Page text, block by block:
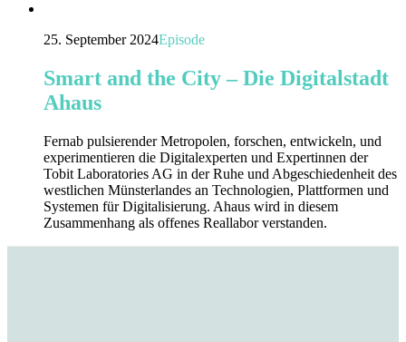
25. September 2024Episode
Smart and the City – Die Digitalstadt
Ahaus
Fernab pulsierender Metropolen, forschen, entwickeln, und
experimentieren die Digitalexperten und Expertinnen der
Tobit Laboratories AG in der Ruhe und Abgeschiedenheit des
westlichen Münsterlandes an Technologien, Plattformen und
Systemen für Digitalisierung. Ahaus wird in diesem
Zusammenhang als offenes Reallabor verstanden.